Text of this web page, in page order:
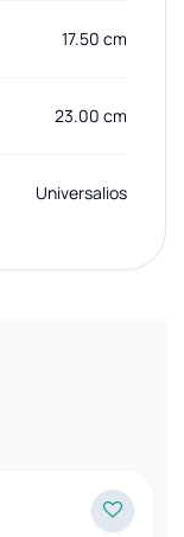
17.50 cm
23.00 cm
Universalios